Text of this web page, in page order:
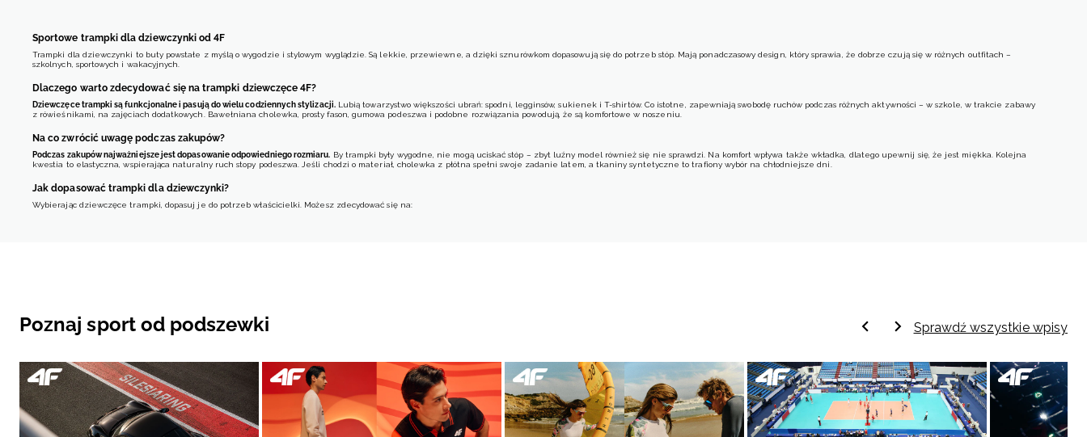
Sportowe trampki dla dziewczynki od 4F
Trampki dla dziewczynki to buty powstałe z myślą o wygodzie i stylowym wyglądzie. Są lekkie, przewiewne, a dzięki sznurówkom dopasowują się do potrzeb stóp. Mają ponadczasowy design, który sprawia, że dobrze czują się w różnych outfitach –
szkolnych, sportowych i wakacyjnych.
Dlaczego warto zdecydować się na trampki dziewczęce 4F?
Dziewczęce trampki są funkcjonalne i pasują do wielu codziennych stylizacji.Lubią towarzystwo większości ubrań: spodni, legginsów, sukienek i T-shirtów. Co istotne, zapewniają swobodę ruchów podczas różnych aktywności – w szkole, w trakcie zabawy
z rówieśnikami, na zajęciach dodatkowych. Bawełniana cholewka, prosty fason, gumowa podeszwa i podobne rozwiązania powodują, że są komfortowe w noszeniu.
Na co zwrócić uwagę podczas zakupów?
Podczas zakupów najważniejsze jest dopasowanie odpowiedniego rozmiaru. By trampki były wygodne, nie mogą uciskać stóp – zbyt luźny model również się nie sprawdzi. Na komfort wpływa także wkładka, dlatego upewnij się, że jest miękka. Kolejna
kwestia to elastyczna, wspierająca naturalny ruch stopy podeszwa. Jeśli chodzi o materiał, cholewka z płótna spełni swoje zadanie latem, a tkaniny syntetyczne to trafiony wybór na chłodniejsze dni.
Jak dopasować trampki dla dziewczynki?
Wybierając dziewczęce trampki, dopasuj je do potrzeb właścicielki. Możesz zdecydować się na:
grubsza zwiększa amortyzację.
Jakie modele dziewczęcych trampek są najmodniejsze?
W trendzie są dziewczęce trampki dekorowane printami, przede wszystkim kwiatami. Stworzenie wielu modnych stylizacji umożliwiają także klasyczne modele w stonowanych kolorach.
Czy trampki dla dziewczynki nadają się do aktywności sportowych?
Dziewczęce trampki będą odpowiednie do wybranych i lekkich aktywności sportowych. Dziecko może mieć je na sobie podczas zabawy na podwórku, spacerów czy jazdy na rowerze.
Poznaj sport od podszewki Sprawdź wszystkie wpisy